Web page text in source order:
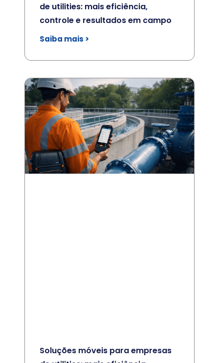
de utilities: mais eficiência,
controle e resultados em campo
Saiba mais >
Soluções móveis para empresas